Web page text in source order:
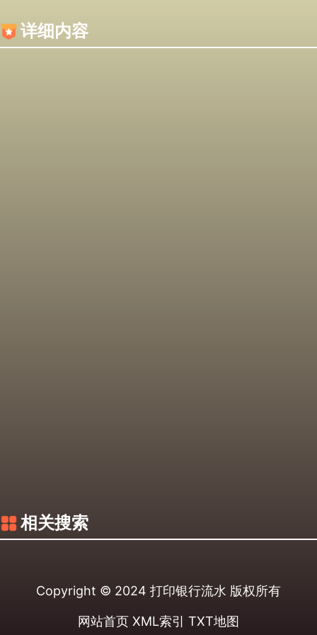
详细内容
相关搜索
Copyright © 2024 打印银行流水 版权所有
网站首页 XML索引 TXT地图